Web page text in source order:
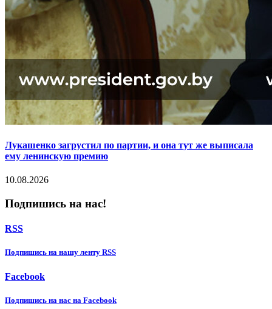
Лукашенко загрустил по партии, и она тут же выписала
ему ленинскую премию
10.08.2026
Подпишись на нас!
RSS
Подпишиcь на нашу ленту RSS
Facebook
Подпишиcь на нас на Facebook